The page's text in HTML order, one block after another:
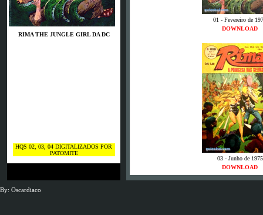
RIMA THE JUNGLE GIRL DA DC
HQS 02, 03, 04 DIGITALIZADOS POR
PATOMITE
01 - Fevereiro de
DOWNLOAD
03 - Junho de 1975
DOWNLOAD
By: Oscardiaco